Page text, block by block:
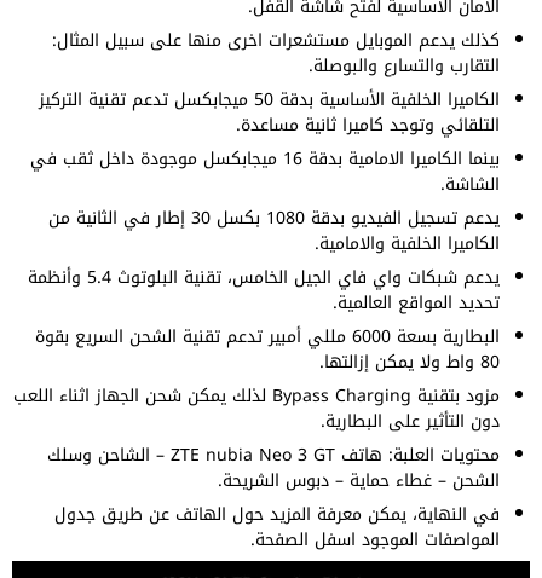
كذلك يدعم الموبايل مستشعرات اخرى منها على سبيل المثال:
التقارب والتسارع والبوصلة.
الكاميرا الخلفية الأساسية بدقة 50 ميجابكسل تدعم تقنية التركيز
التلقائي وتوجد كاميرا ثانية مساعدة.
بينما الكاميرا الامامية بدقة 16 ميجابكسل موجودة داخل ثقب في
الشاشة.
يدعم تسجيل الفيديو بدقة 1080 بكسل 30 إطار في الثانية من
الكاميرا الخلفية والامامية.
يدعم شبكات واي فاي الجيل الخامس، تقنية البلوتوث 5.4 وأنظمة
تحديد المواقع العالمية.
البطارية بسعة 6000 مللي أمبير تدعم تقنية الشحن السريع بقوة
80 واط ولا يمكن إزالتها.
مزود بتقنية Bypass Charging لذلك يمكن شحن الجهاز اثناء اللعب
دون التأثير على البطارية.
محتويات العلبة: هاتف ZTE nubia Neo 3 GT – الشاحن وسلك
الشحن – غطاء حماية – دبوس الشريحة.
في النهاية، يمكن معرفة المزيد حول الهاتف عن طريق جدول
المواصفات الموجود اسفل الصفحة.